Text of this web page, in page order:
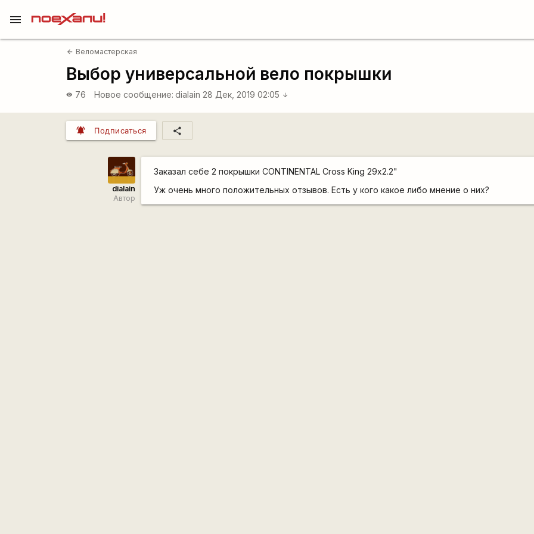
menu
arrow_back Веломастерская
Выбор универсальной вело покрышки
visibility 76 Новое сообщение: dialain 28 Дек, 2019 02:05 arrow_downward
notifications_active Подписаться share
dialain
Автор
Заказал себе 2 покрышки CONTINENTAL Cross King 29х2.2"
Уж очень много положительных отзывов. Есть у кого какое либо мнение о них?